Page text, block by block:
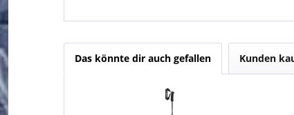
Das könnte dir auch gefallen Kunden